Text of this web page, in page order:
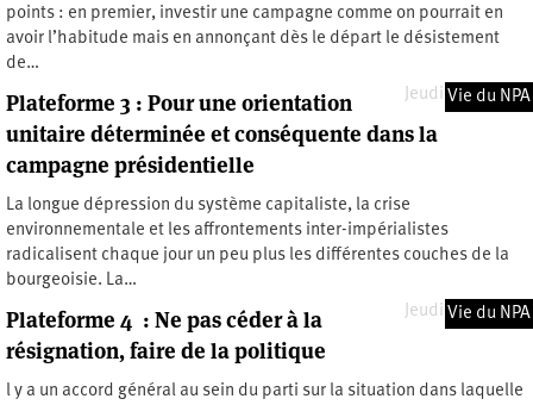
points : en premier, investir une campagne comme on pourrait en
avoir l’habitude mais en annonçant dès le départ le désistement
de…
Jeudi 4 juin 2026
Vie du NPA
Plateforme 3 : Pour une orientation
unitaire déterminée et conséquente dans la
campagne présidentielle
La longue dépression du système capitaliste, la crise
environnementale et les affrontements inter-impérialistes
radicalisent chaque jour un peu plus les différentes couches de la
bourgeoisie. La…
Jeudi 4 juin 2026
Vie du NPA
Plateforme 4 : Ne pas céder à la
résignation, faire de la politique
l y a un accord général au sein du parti sur la situation dans laquelle